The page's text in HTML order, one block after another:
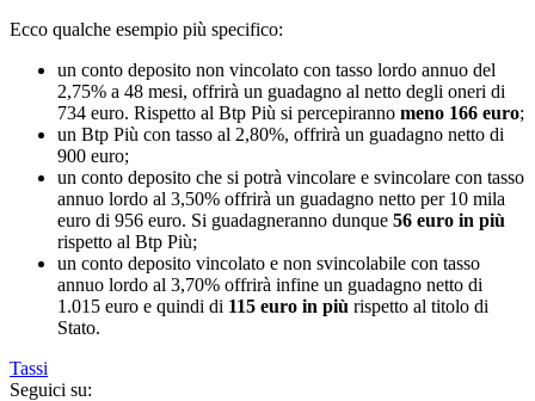
Ecco qualche esempio più specifico:
un conto deposito non vincolato con tasso lordo annuo del
2,75% a 48 mesi, offrirà un guadagno al netto degli oneri di
734 euro. Rispetto al Btp Più si percepiranno meno 166 euro;
un Btp Più con tasso al 2,80%, offrirà un guadagno netto di
900 euro;
un conto deposito che si potrà vincolare e svincolare con tasso
annuo lordo al 3,50% offrirà un guadagno netto per 10 mila
euro di 956 euro. Si guadagneranno dunque 56 euro in più
rispetto al Btp Più;
un conto deposito vincolato e non svincolabile con tasso
annuo lordo al 3,70% offrirà infine un guadagno netto di
1.015 euro e quindi di 115 euro in più rispetto al titolo di
Stato.
Tassi
Seguici su: